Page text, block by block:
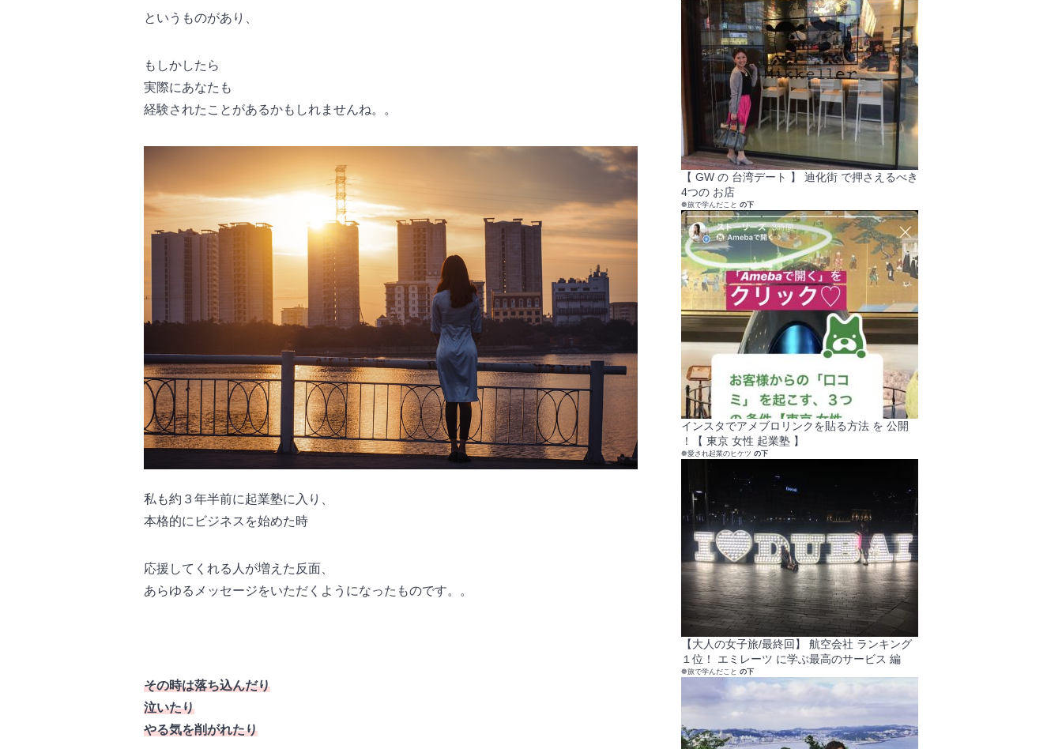
というものがあり、
もしかしたら
実際にあなたも
経験されたことがあるかもしれませんね。。
私も約３年半前に起業塾に入り、
本格的にビジネスを始めた時
応援してくれる人が増えた反面、
あらゆるメッセージをいただくようになったものです。。
その時は落ち込んだり
泣いたり
やる気を削がれたり
【 GW の 台湾デート 】 迪化街 で押さえるべき
4つの お店
❁旅で学んだこと の下
インスタでアメブロリンクを貼る方法 を 公開
！【 東京 女性 起業塾 】
❁愛され起業のヒケツ の下
【大人の女子旅/最終回】 航空会社 ランキング
１位！ エミレーツ に学ぶ最高のサービス 編
❁旅で学んだこと の下